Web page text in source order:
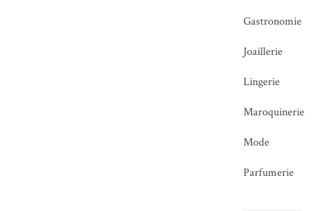
Gastronomie
Joaillerie
Lingerie
Maroquinerie
Mode
Parfumerie